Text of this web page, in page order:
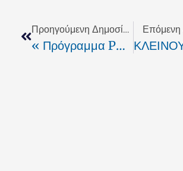
Προηγούμενη Δημοσίευση
« Πρόγραμμα POSEIDON – Τσουνάμι Μετά Από Ισχυρό Σεισμό»
Επόμενη